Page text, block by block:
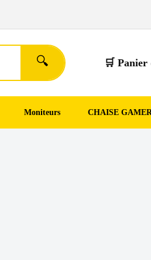
🔍 🛒 Panier
Moniteurs CHAISE